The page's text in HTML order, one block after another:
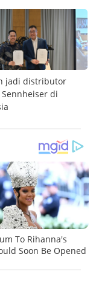
jadi distributor
di